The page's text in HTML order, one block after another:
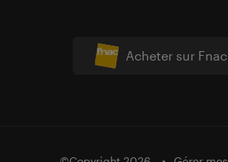
Acheter sur